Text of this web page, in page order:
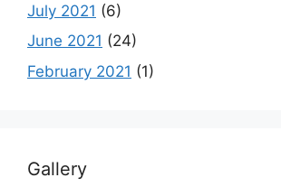
July 2021 (6)
June 2021 (24)
February 2021 (1)
Gallery